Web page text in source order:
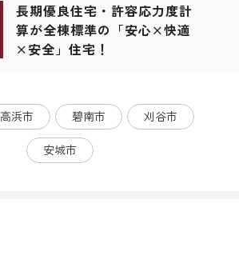
長期優良住宅・許容応力度計
算が全棟標準の「安心×快適
×安全」住宅！
高浜市 碧南市 刈谷市
安城市